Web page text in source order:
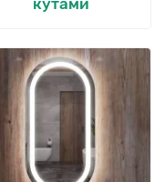
кутами